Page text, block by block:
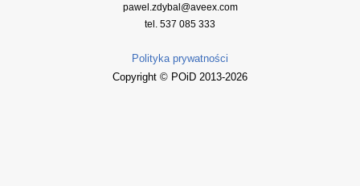
pawel.zdybal@aveex.com
tel. 537 085 333
Polityka prywatności
Copyright © POiD 2013-2026